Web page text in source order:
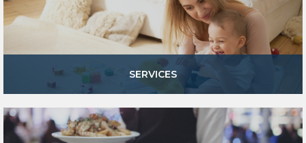
SERVICES